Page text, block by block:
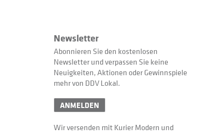
Newsletter
Abonnieren Sie den kostenlosen
Newsletter und verpassen Sie keine
Neuigkeiten, Aktionen oder Gewinnspiele
mehr von DDV Lokal.
ANMELDEN
Wir versenden mit Kurier Modern und